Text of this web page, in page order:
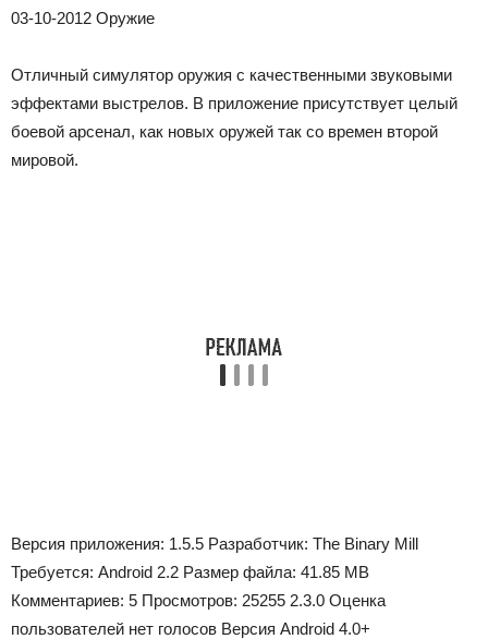
03-10-2012 Оружие
Отличный симулятор оружия с качественными звуковыми
эффектами выстрелов. В приложение присутствует целый
боевой арсенал, как новых оружей так со времен второй
мировой.
Версия приложения: 1.5.5 Разработчик: The Binary Mill
Требуется: Android 2.2 Размер файла: 41.85 MB
Комментариев: 5 Просмотров: 25255 2.3.0 Оценка
пользователей нет голосов Версия Android 4.0+